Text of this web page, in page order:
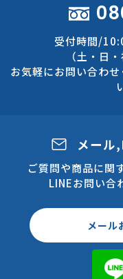
受付時間/
（土・日
お気軽にお問い合わ
メール
ご質問や商品に関
LINEお問い合
メール